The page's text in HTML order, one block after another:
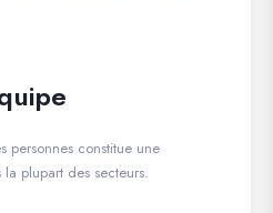
personnes constitue une
plupart des secteurs.